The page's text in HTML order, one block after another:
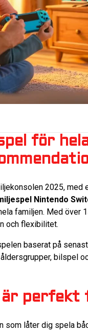
för
2025, med
Nintendo
familjen. Med över
och flexibilitet.
baserat på
bilspel
perfekt
låter dig spela